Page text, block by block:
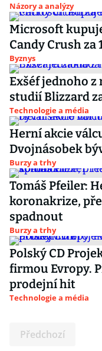
Názory a analýzy
Microsoft
Candy Crush
Byznys
Exšéf jednoho
studií Blizzard
Technologie a média
Herní akcie
Dvojnásobek
Burzy a trhy
Tomáš Pfeiler:
koronakrize,
spadnout
Burzy a trhy
Polský CD
firmou Evropy.
prodejní hit
Technologie a média
Předchozí